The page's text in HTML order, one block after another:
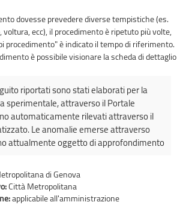
dovesse prevedere diverse tempistiche (es.
voltura, ecc), il procedimento è ripetuto più volte,
procedimento" è indicato il tempo di riferimento.
è possibile visionare la scheda di dettaglio
riportati sono stati elaborati per la
sperimentale, attraverso il Portale
automaticamente rilevati attraverso il
Le anomalie emerse attraverso
attualmente oggetto di approfondimento
di Genova
Città Metropolitana
applicabile all'amministrazione